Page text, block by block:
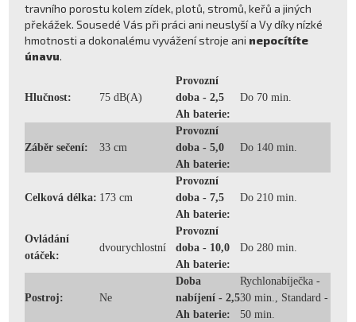
travního porostu kolem zídek, plotů, stromů, keřů a jiných
překážek. Sousedé Vás při práci ani neuslyší a Vy díky nízké
hmotnosti a dokonalému vyvážení stroje ani nepocítíte
únavu.
Hlučnost: 75 dB(A)
Provozní
doba - 2,5
Ah baterie:
Do 70 min.
Záběr sečení: 33 cm
Provozní
doba - 5,0
Ah baterie:
Do 140 min.
Celková délka: 173 cm
Provozní
doba - 7,5
Ah baterie:
Do 210 min.
Ovládání
otáček:
dvourychlostní
Provozní
doba - 10,0
Ah baterie:
Do 280 min.
Postroj: Ne
Doba
nabíjení - 2,5
Ah baterie:
Rychlonabíječka -
30 min., Standard -
50 min.